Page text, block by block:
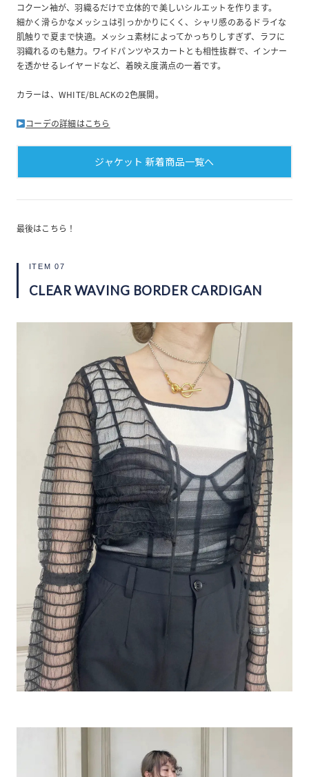
コクーン袖が、羽織るだけで立体的で美しいシルエットを作ります。
細かく滑らかなメッシュは引っかかりにくく、シャリ感のあるドライな
肌触りで夏まで快適。メッシュ素材によってかっちりしすぎず、ラフに
羽織れるのも魅力。ワイドパンツやスカートとも相性抜群で、インナー
を透かせるレイヤードなど、着映え度満点の一着です。
カラーは、WHITE/BLACKの2色展開。
コーデの詳細はこちら
ジャケット 新着商品一覧へ
最後はこちら！
ITEM 07
CLEAR WAVING BORDER CARDIGAN